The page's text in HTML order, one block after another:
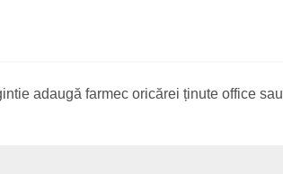
adaugă farmec oricărei ținute office sau